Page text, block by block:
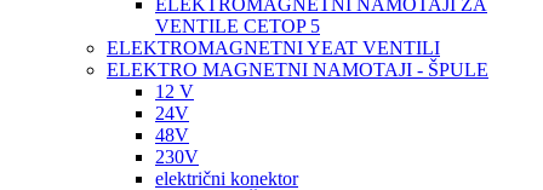
ELEKTROMAGNETNI NAMOTAJI ZA
VENTILE CETOP 5
ELEKTROMAGNETNI YEAT VENTILI
ELEKTRO MAGNETNI NAMOTAJI - ŠPULE
12 V
24V
48V
230V
električni konektor